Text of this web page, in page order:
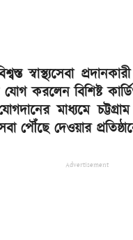
স্বাস্থ্যসেবা
করলেন বিশিষ্ট
মাধ্যমে
পৌঁছে দেওয়ার
Advertisement